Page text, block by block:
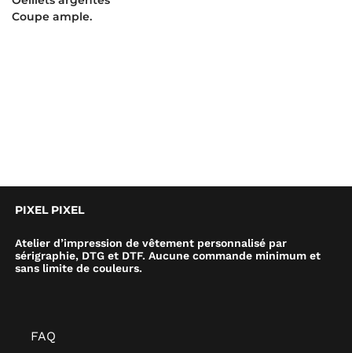
Coupe ample.
PIXEL PIXEL
Atelier d’impression de vêtement personnalisé par
sérigraphie, DTG et DTF. Aucune commande minimum et
sans limite de couleurs.
FAQ